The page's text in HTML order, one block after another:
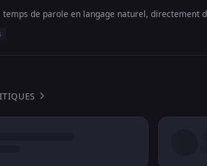
de parole en langage naturel, directement